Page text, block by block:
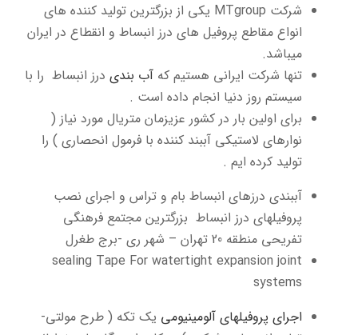
شرکت MTgroup یکی از بزرگترین تولید کننده های
انواع مقاطع پروفیل های درز انبساط و انقطاع در ایران
میباشد.
تنها شرکت ایرانی هستیم که آب بندیدرز انبساط را با
سیستم روز دنیا انجام داده است .
برای اولین بار در کشور عزیزمان متریال مورد نیاز (
نوارهای لاستیکی آببند کننده با فرمول انحصاری ) را
تولید کرده ایم .
آببندی درزهای انبساط بام و تراس و اجرای نصب
پروفیلهای درز انبساط بزرگترین مجتمع فرهنگی
تفریحی منطقه 20 تهران – شهر ری -برج طغرل
sealing Tape For watertight expansion joint
systems
اجرای پروفیلهای آلومینیومی یک تکه ( طرح مولتی-